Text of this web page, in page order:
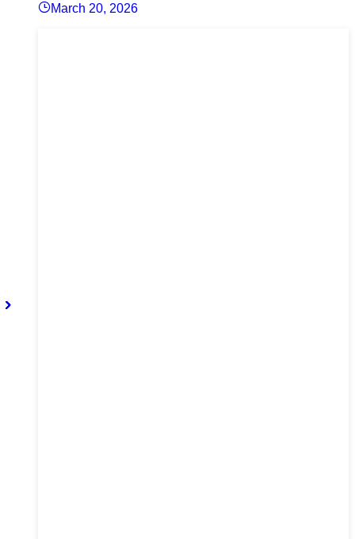
March 20, 2026